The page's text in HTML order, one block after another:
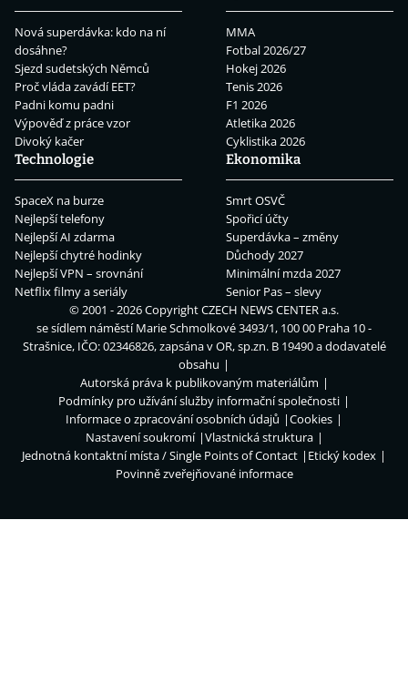
Nová superdávka: kdo na ní
dosáhne?
Sjezd sudetských Němců
Proč vláda zavádí EET?
Padni komu padni
Výpověď z práce vzor
Divoký kačer
MMA
Fotbal 2026/27
Hokej 2026
Tenis 2026
F1 2026
Atletika 2026
Cyklistika 2026
Technologie
SpaceX na burze
Nejlepší telefony
Nejlepší AI zdarma
Nejlepší chytré hodinky
Nejlepší VPN – srovnání
Netflix filmy a seriály
Ekonomika
Smrt OSVČ
Spořicí účty
Superdávka – změny
Důchody 2027
Minimální mzda 2027
Senior Pas – slevy
© 2001 - 2026 CopyrightCZECH NEWS CENTER a.s.
se sídlem náměstí Marie Schmolkové 3493/1, 100 00 Praha 10 -
Strašnice, IČO: 02346826, zapsána v OR, sp.zn. B 19490 a dodavatelé
obsahu
Autorská práva k publikovaným materiálům
Podmínky pro užívání služby informační společnosti
Informace o zpracování osobních údajů
Cookies
Nastavení soukromí
Vlastnická struktura
Jednotná kontaktní místa / Single Points of Contact
Etický kodex
Povinně zveřejňované informace